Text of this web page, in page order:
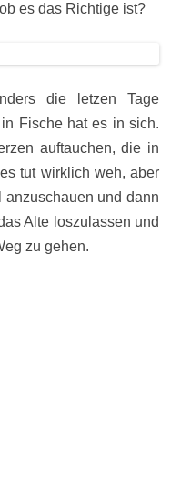
es das Richtige ist?
die letzen Tage
Fische hat es in sich.
auftauchen, die in
tut wirklich weh, aber
und dann
Alte loszulassen und
zu gehen.